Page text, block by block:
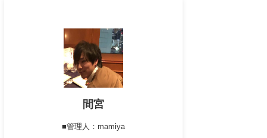
間宮
■管理人：mamiya